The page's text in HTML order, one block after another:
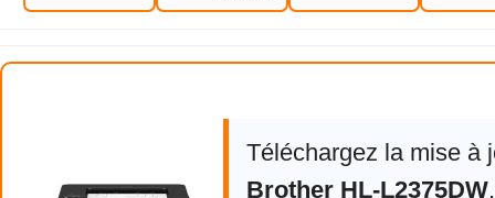
Brother HL-L2375DW
Téléchargez la mise à
Brother HL-L2375DW